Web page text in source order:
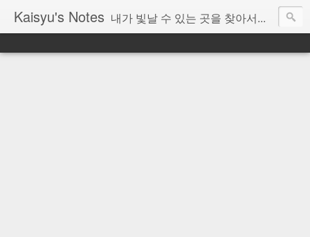
Kaisyu's Notes 내가 빛날 수 있는 곳을 찾아서...